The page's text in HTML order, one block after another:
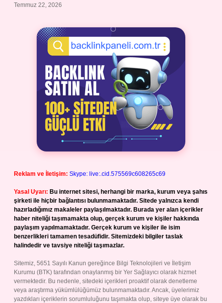
Temmuz 22, 2026
Reklam ve İletişim: Skype: live:.cid.575569c608265c69
Yasal Uyarı: Bu internet sitesi, herhangi bir marka, kurum veya şahıs
şirketi ile hiçbir bağlantısı bulunmamaktadır. Sitede yalnızca kendi
hazırladığımız makaleler paylaşılmaktadır. Burada yer alan içerikler
haber niteliği taşımamakta olup, gerçek kurum ve kişiler hakkında
paylaşım yapılmamaktadır. Gerçek kurum ve kişiler ile isim
benzerlikleri tamamen tesadüfidir. Sitemizdeki bilgiler taslak
halindedir ve tavsiye niteliği taşımazlar.
Sitemiz, 5651 Sayılı Kanun gereğince Bilgi Teknolojileri ve İletişim
Kurumu (BTK) tarafından onaylanmış bir Yer Sağlayıcı olarak hizmet
vermektedir. Bu nedenle, sitedeki içerikleri proaktif olarak denetleme
veya araştırma yükümlülüğümüz bulunmamaktadır. Ancak, üyelerimiz
yazdıkları içeriklerin sorumluluğunu taşımakta olup, siteye üye olarak bu